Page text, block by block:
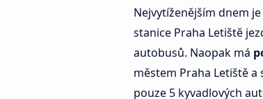
Nejvytíženějším dnem je
stanice Praha Letiště
autobusů. Naopak má
městem Praha Letiště
pouze 5 kyvadlových